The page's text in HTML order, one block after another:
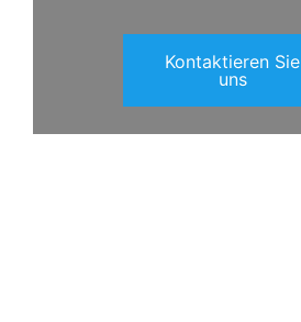
Kontaktieren Sie
uns